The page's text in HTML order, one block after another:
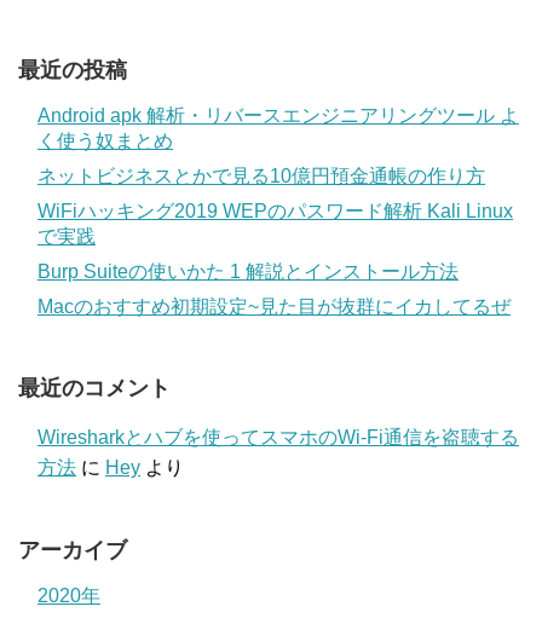
最近の投稿
Android apk 解析・リバースエンジニアリングツール よ
く使う奴まとめ
ネットビジネスとかで見る10億円預金通帳の作り方
WiFiハッキング2019 WEPのパスワード解析 Kali Linux
で実践
Burp Suiteの使いかた 1 解説とインストール方法
Macのおすすめ初期設定~見た目が抜群にイカしてるぜ
最近のコメント
Wiresharkとハブを使ってスマホのWi-Fi通信を盗聴する
方法 に Hey より
アーカイブ
2020年